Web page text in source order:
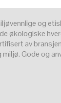
og
økologiske
av
Gode og